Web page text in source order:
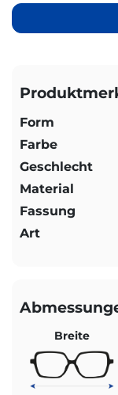
Form
Farbe
Geschlecht
Material
Fassung
Art
Breite